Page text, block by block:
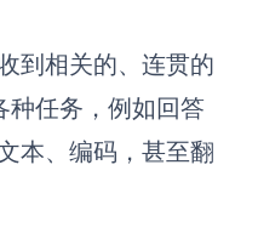
到相关的、连贯的
任务，例如回答
本、编码，甚至翻